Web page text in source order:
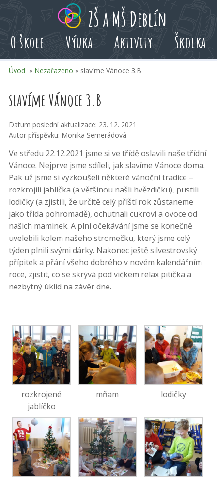
obsah
volby
akcí
ZŠ a MŠ Deblín
O škole Výuka Aktivity Školka
Úvod » Nezařazeno » slavíme Vánoce 3.B
slavíme Vánoce 3.B
Datum poslední aktualizace: 23. 12. 2021
Autor příspěvku: Monika Semerádová
Ve středu 22.12.2021 jsme si ve třídě oslavili naše třídní
Vánoce. Nejprve jsme sdíleli, jak slavíme Vánoce doma.
Pak už jsme si vyzkoušeli některé vánoční tradice –
rozkrojili jablíčka (a většinou našli hvězdičku), pustili
lodičky (a zjistili, že určitě celý příští rok zůstaneme
jako třída pohromadě), ochutnali cukroví a ovoce od
našich maminek. A plni očekávání jsme se konečně
uvelebili kolem našeho stromečku, který jsme celý
týden plnili svými dárky. Nakonec ještě silvestrovský
přípitek a přání všeho dobrého v novém kalendářním
roce, zjistit, co se skrývá pod víčkem relax pitíčka a
nezbytný úklid na závěr dne.
rozkrojené
jablíčko
mňam lodičky